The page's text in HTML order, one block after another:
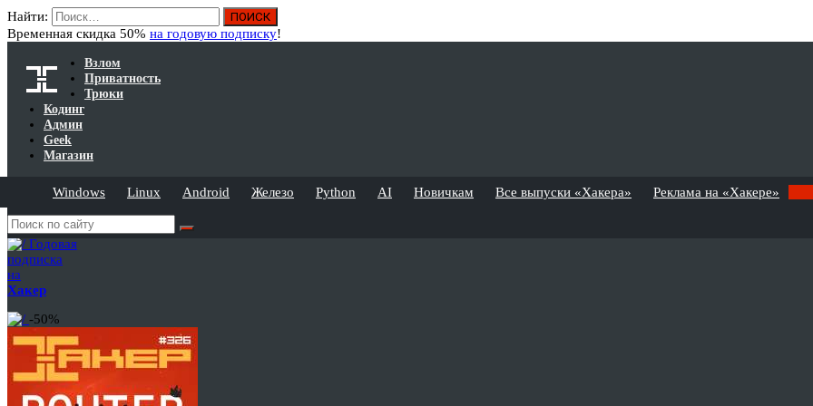
Найти:
Временная скидка 50% на годовую подписку!
Взлом
Приватность
Трюки
Кодинг
Админ
Geek
Магазин
Windows Linux Android Железо Python AI Новичкам Все выпуски «Хакера» Реклама на «Хакере»
Годовая
подписка
на
Хакер
-50%